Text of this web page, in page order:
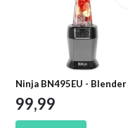
Ninja BN495EU - Blender
99,99